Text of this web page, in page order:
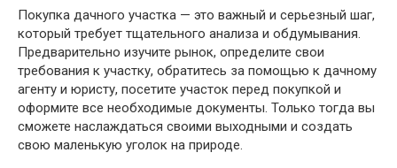
Покупка дачного участка — это важный и серьезный шаг,
который требует тщательного анализа и обдумывания.
Предварительно изучите рынок, определите свои
требования к участку, обратитесь за помощью к дачному
агенту и юристу, посетите участок перед покупкой и
оформите все необходимые документы. Только тогда вы
сможете наслаждаться своими выходными и создать
свою маленькую уголок на природе.